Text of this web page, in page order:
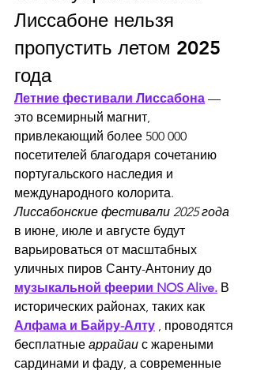
Лиссабоне нельзя
пропустить летом 2025
года
Летние фестивали Лиссабона —
это всемирный магнит,
привлекающий более 500 000
посетителей благодаря сочетанию
португальского наследия и
международного колорита.
Лиссабонские фестивали 2025 года
в июне, июле и августе будут
варьироваться от масштабных
уличных пиров Санту-Антониу до
музыкальной феерии NOS Alive. В
исторических районах, таких как
Алфама и Байру-Алту , проводятся
бесплатные аррайаи с жареными
сардинами и фаду, а современные